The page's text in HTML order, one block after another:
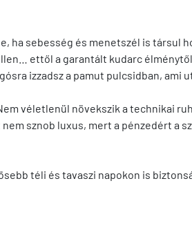
ha sebesség és menetszél is társul
ettől a garantált kudarc
izzadsz a pamut pulcsidban, ami
véletlenül növekszik a technikai
sznob luxus, mert a pénzedért a
téli és tavaszi napokon is